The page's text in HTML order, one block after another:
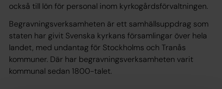
också till lön för personal inom kyrkogårdsförvaltningen.
Begravningsverksamheten är ett samhällsuppdrag som
staten har givit Svenska kyrkans församlingar över hela
landet, med undantag för Stockholms och Tranås
kommuner. Där har begravningsverksamheten varit
kommunal sedan 1800-talet.